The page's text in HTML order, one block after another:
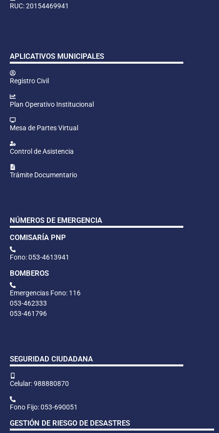
RUC: 20154469941
APLICATIVOS MUNICIPALES
Registro Civil
Plan Operativo Institucional
Mesa de Partes Virtual
Control de Asistencia
Trámite Documentario
NÚMEROS DE EMERGENCIA
COMISARÍA PNP
Fono: 053-4613941
BOMBEROS
Emergencias Fono: 116
053-462333
053-461796
SEGURIDAD CIUDADANA
Celular: 988880870
Fono Fijo: 053-690051
GESTIÓN DE RIESGO DE DESASTRES